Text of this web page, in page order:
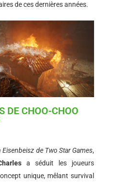
de ces dernières années.
DE CHOO-CHOO
Eisenbeisz de Two Star Games,
a séduit les joueurs
unique, mêlant survival